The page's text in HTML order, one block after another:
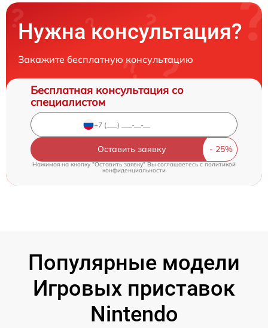
Нужна консультация?
Закажите бесплатную консультацию
Бесплатная консультация со
специалистом
Оставить заявку
Нажимая на кнопку "Оставить заявку" Вы соглашаетесь c политикой
конфиденциальности
Популярные модели
Игровых приставок
Nintendo